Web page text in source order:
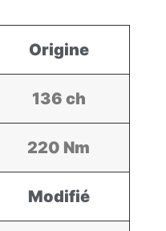
Origine
136 ch
220 Nm
Modifié